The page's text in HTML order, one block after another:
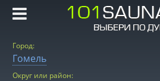
Город:
Гомель
Округ или район: